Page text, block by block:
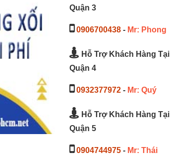
Quận 3
0906700438- Mr: Phong
Hỗ Trợ Khách Hàng Tại
Quận 4
0932377972- Mr: Quý
Hỗ Trợ Khách Hàng Tại
Quận 5
0904744975- Mr: Thái